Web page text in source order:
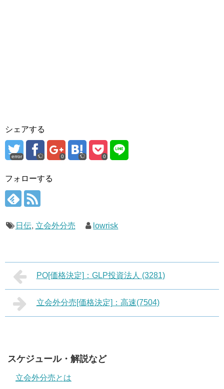
シェアする
error 0 0
フォローする
日伝, 立会外分売 lowrisk
PO[価格決定]：GLP投資法人 (3281)
立会外分売[価格決定]：高速(7504)
スケジュール・解説など
立会外分売とは